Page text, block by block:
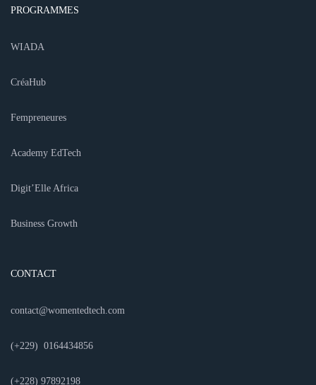
PROGRAMMES
WIADA
CréaHub
Fempreneures
Academy EdTech
Digit’Elle Africa
Business Growth
CONTACT
contact@womentedtech.com
(+229) 0164434856
(+228) 97892198